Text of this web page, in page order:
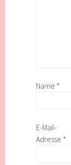
Name *
E-Mail-
Adresse *